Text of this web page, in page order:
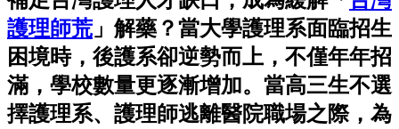
護理師荒」解藥？當大學護理系面臨招生
困境時，後護系卻逆勢而上，不僅年年招
滿，學校數量更逐漸增加。當高三生不選
擇護理系、護理師逃離醫院職場之際，為